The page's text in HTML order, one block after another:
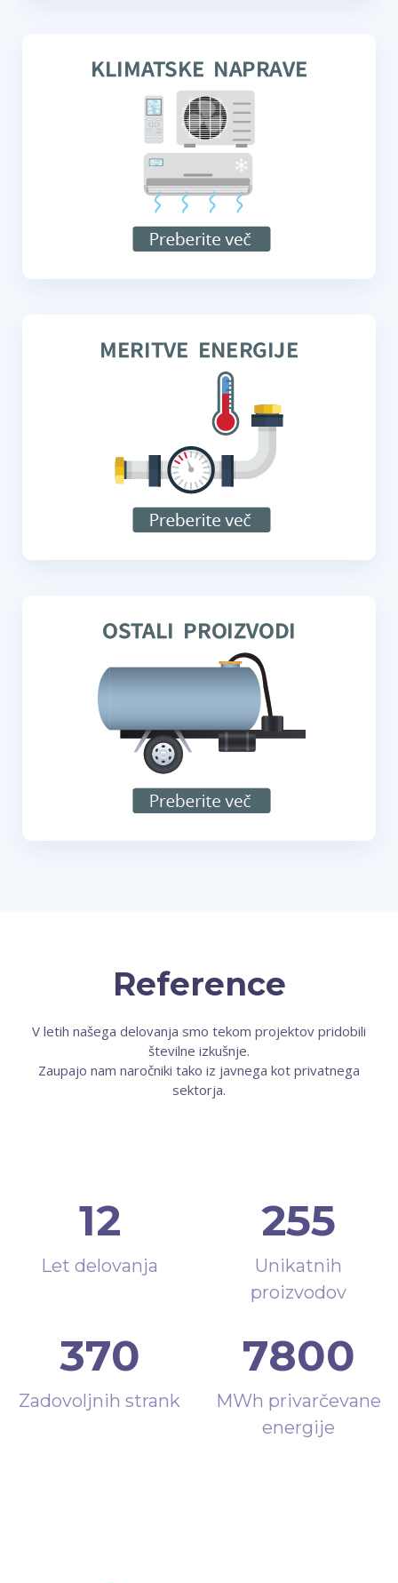
Reference
V letih našega delovanja smo tekom projektov pridobili
številne izkušnje.
Zaupajo nam naročniki tako iz javnega kot privatnega
sektorja.
12
Let delovanja
255
Unikatnih
proizvodov
370
Zadovoljnih strank
7800
MWh privarčevane
energije